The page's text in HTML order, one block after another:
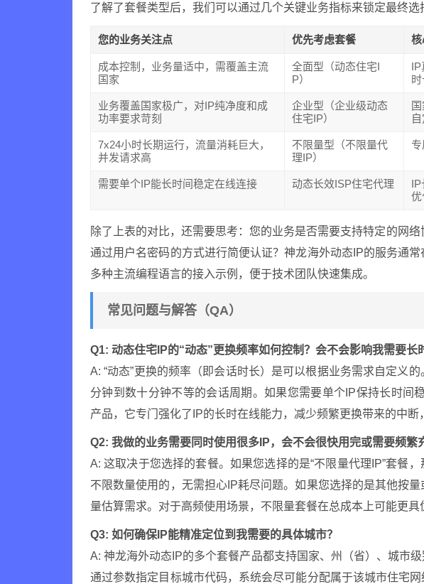
了解了套餐类型后，我们可以通过几个关键业务指标来锁定最终选
您的业务关注点 优先考虑套餐
成本控制，业务量适中，需覆盖主流
国家
全面型（动态住宅I
P）
IP
时
业务覆盖国家极广，对IP纯净度和成
功率要求苛刻
企业型（企业级动态
住宅IP）
7x24小时长期运行，流量消耗巨大，
并发请求高
不限量型（不限量代
理IP）
专
需要单个IP能长时间稳定在线连接 动态长效ISP住宅代理
IP
优
除了上表的对比，还需要思考：您的业务是否需要支持特定的网
通过用户名密码的方式进行简便认证？神龙海外动态IP的服务通
多种主流编程语言的接入示例，便于技术团队快速集成。
常见问题与解答（QA）
Q1: 动态住宅IP的“动态”更换频率如何控制？会不会影响我需要长
A: “动态”更换的频率（即会话时长）是可以根据业务需求自定义
分钟到数十分钟不等的会话周期。如果您需要单个IP保持长时间
产品，它专门强化了IP的长时在线能力，减少频繁更换带来的中断
Q2: 我做的业务需要同时使用很多IP，会不会很快用完或需要频繁
A: 这取决于您选择的套餐。如果您选择的是“不限量代理IP”套餐
不限数量使用的，无需担心IP耗尽问题。如果您选择的是其他按
量估算需求。对于高频使用场景，不限量套餐在总成本上可能更具
Q3: 如何确保IP能精准定位到我需要的具体城市？
A: 神龙海外动态IP的多个套餐产品都支持国家、州（省）、城市
通过参数指定目标城市代码，系统会尽可能分配属于该城市住宅